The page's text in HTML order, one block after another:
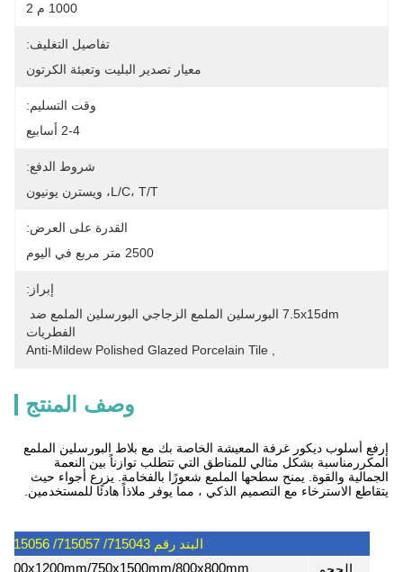
1000 م 2
تفاصيل التغليف:
معيار تصدير البليت وتعبئة الكرتون
وقت التسليم:
2-4 أسابيع
شروط الدفع:
L/C، T/T، ويسترن يونيون
القدرة على العرض:
2500 متر مربع في اليوم
إبراز:
الفطريات
Anti-Mildew Polished Glazed Porcelain Tile
وصف المنتج
إرفع أسلوب ديكور غرفة المعيشة الخاصة بك مع بلاط البورسلين الملمع
المكررمناسبة بشكل مثالي للمناطق التي تتطلب توازناً بين النعمة
الجمالية والقوة. يمنح سطحها الملمع شعورًا بالفخامة. يزرع أجواء حيث
يتقاطع الاسترخاء مع التصميم الذكي ، مما يوفر ملاذاً هادئًا للمستخدمين.
البند رقم 715043/ 715057/ 715056
600x1200mm/750x1500mm/800x800mm